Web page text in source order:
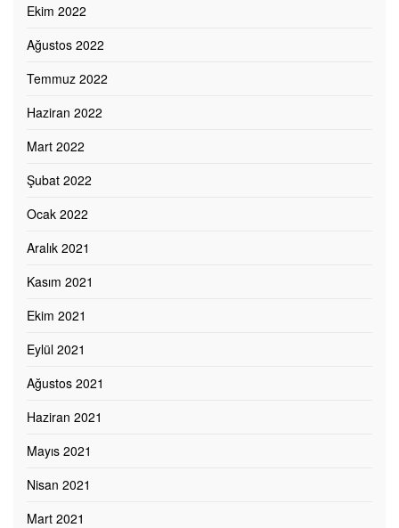
Ekim 2022
Ağustos 2022
Temmuz 2022
Haziran 2022
Mart 2022
Şubat 2022
Ocak 2022
Aralık 2021
Kasım 2021
Ekim 2021
Eylül 2021
Ağustos 2021
Haziran 2021
Mayıs 2021
Nisan 2021
Mart 2021